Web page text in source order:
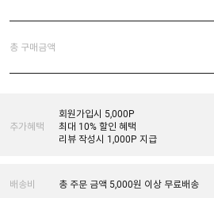
총 구매금액
추가혜택
회원가입시 5,000P
최대 10% 할인 혜택
리뷰 작성시 1,000P 지급
배송비 총 주문 금액 5,000원 이상 무료배송